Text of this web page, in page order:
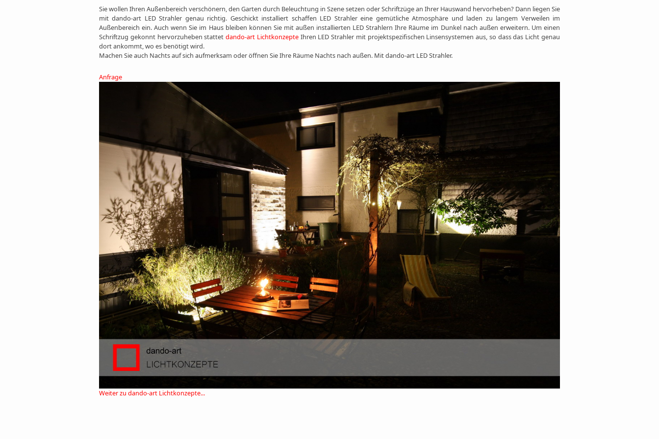
Sie wollen Ihren Außenbereich verschönern, den Garten durch Beleuchtung in Szene setzen oder Schriftzüge an Ihrer Hauswand hervorheben? Dann liegen Sie
mit dando-art LED Strahler genau richtig. Geschickt installiert schaffen LED Strahler eine gemütliche Atmosphäre und laden zu langem Verweilen im
Außenbereich ein. Auch wenn Sie im Haus bleiben können Sie mit außen installierten LED Strahlern Ihre Räume im Dunkel nach außen erweitern. Um einen
Schriftzug gekonnt hervorzuheben stattetdando-art LichtkonzepteIhren LED Strahler mit projektspezifischen Linsensystemen aus, so dass das Licht genau
dort ankommt, wo es benötigt wird.
Machen Sie auch Nachts auf sich aufmerksam oder öffnen Sie Ihre Räume Nachts nach außen. Mit dando-art LED Strahler.
Anfrage
Weiter zu dando-art Lichtkonzepte...